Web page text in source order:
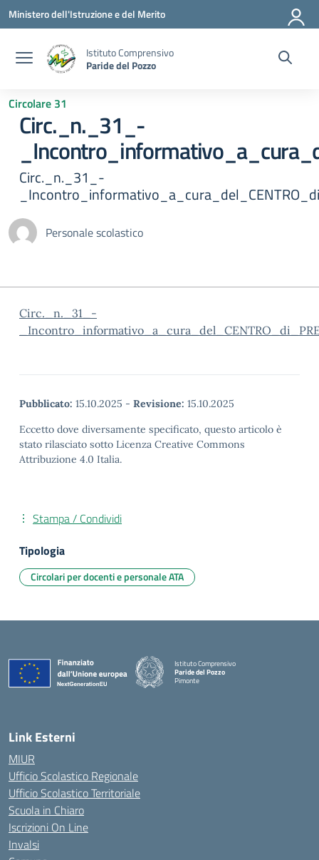
Vai ai contenuti
Vai al menu di navigazione
Vai al footer
Ministero dell'Istruzione e del Merito
Istituto Comprensivo
Paride del Pozzo
Circolare 31
Circ._n._31_-
Circ._n._31_-
Personale scolastico
Circ._n._31_-
Pubblicato: 15.10.2025 - Revisione: 15.10.2025
Eccetto dove diversamente specificato, questo articolo è
stato rilasciato sotto Licenza Creative Commons
Attribuzione 4.0 Italia.
Stampa / Condividi
Tipologia
Circolari per docenti e personale ATA
Istituto Comprensivo
Paride del Pozzo
Pimonte
Link Esterni
MIUR
Ufficio Scolastico Regionale
Ufficio Scolastico Territoriale
Scuola in Chiaro
Iscrizioni On Line
Invalsi